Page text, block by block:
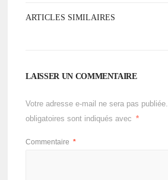
ARTICLES SIMILAIRES
LAISSER UN COMMENTAIRE
Votre adresse e-mail ne sera pas publiée.
obligatoires sont indiqués avec
*
Commentaire *